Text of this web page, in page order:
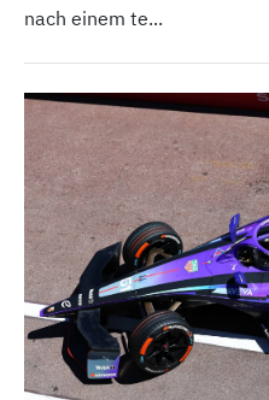
nach einem te...